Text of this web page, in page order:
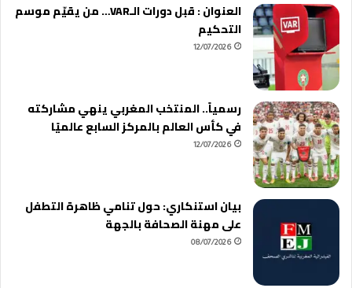
العنوان : قبل دورات الـVAR… من يقيّم موسم
التحكيم
12/07/2026
رسمياً.. المنتخب المغربي ينهي مشاركته
في كأس العالم بالمركز السابع عالميًا
12/07/2026
بيان استنكاري: حول تنامي ظاهرة التطفل
على مهنة الصحافة بالجهة
08/07/2026